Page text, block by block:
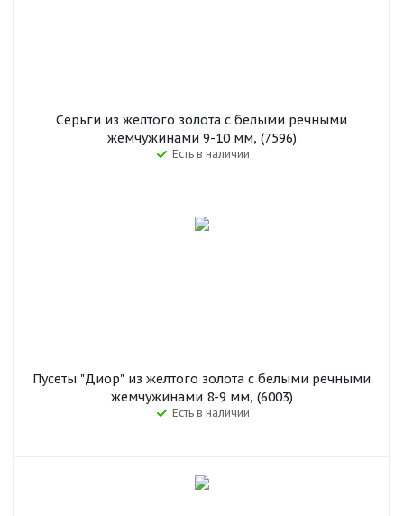
Серьги из желтого золота с белыми речными
жемчужинами 9-10 мм, (7596)
Есть в наличии
Пусеты "Диор" из желтого золота с белыми речными
жемчужинами 8-9 мм, (6003)
Есть в наличии